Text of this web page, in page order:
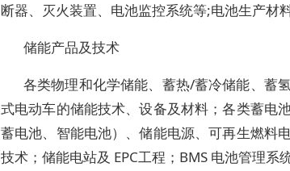
断器、灭火装置、电池监控系统等;电池生产材
储能产品及技术
各类物理和化学储能、蓄热/蓄冷储能、蓄
式电动车的储能技术、设备及材料；各类蓄电
蓄电池、智能电池）、储能电源、可再生燃料
技术；储能电站及 EPC工程；BMS 电池管理